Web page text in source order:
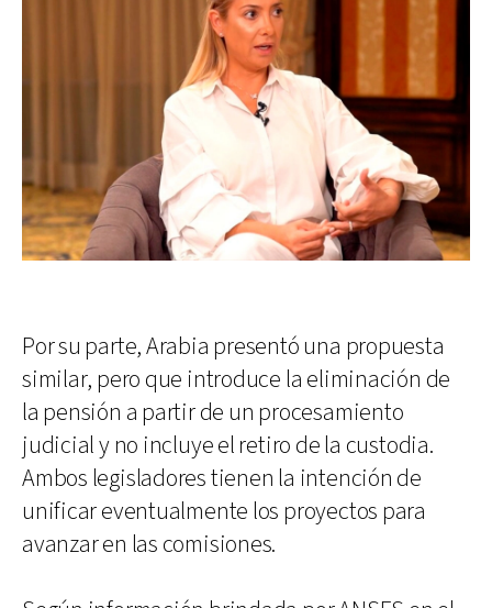
Por su parte, Arabia presentó una propuesta
similar, pero que introduce la eliminación de
la pensión a partir de un procesamiento
judicial y no incluye el retiro de la custodia.
Ambos legisladores tienen la intención de
unificar eventualmente los proyectos para
avanzar en las comisiones.